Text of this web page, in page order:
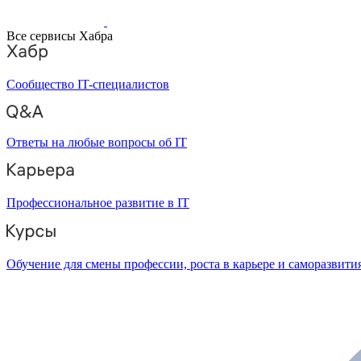
Все сервисы Хабра
Сообщество IT-специалистов
Ответы на любые вопросы об IT
Профессиональное развитие в IT
Обучение для смены профессии, роста в карьере и